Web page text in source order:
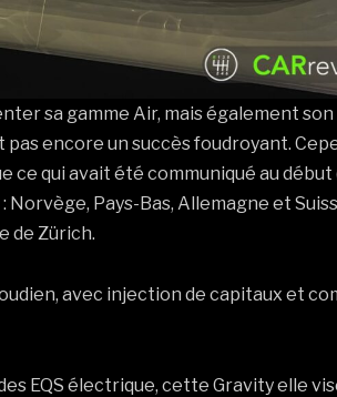
sa gamme Air, mais également
pas encore un succès foudroyant.
ce qui avait été communiqué au début
Pays-Bas, Allemagne et
de Zürich.
avec injection de capitaux et
EQS électrique, cette Gravity elle